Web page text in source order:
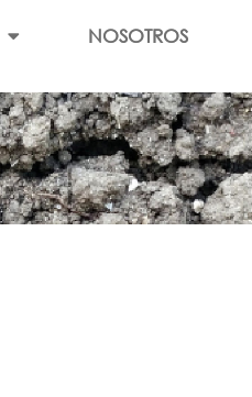
NOSOTROS